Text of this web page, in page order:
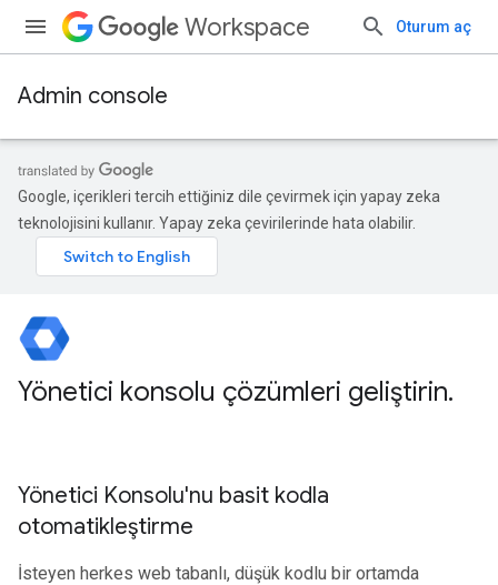
Workspace Oturum aç
Admin console
Google, içerikleri tercih ettiğiniz dile çevirmek için yapay zeka
teknolojisini kullanır. Yapay zeka çevirilerinde hata olabilir.
Yönetici konsolu çözümleri geliştirin.
Yönetici Konsolu'nu basit kodla
otomatikleştirme
İsteyen herkes web tabanlı, düşük kodlu bir ortamda